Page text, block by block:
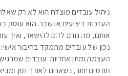
ניהול עובדים מוצלח הוא לא רק
הערכות ביצועים או שכר. הוא עוסק
אותם, מה גורם להם להישאר, ואיך
נכון של עובדים מתמקד בחיבור
העצמה ומתן אחריות. עובדים
תורמים יותר, נשארים לאורך זמן